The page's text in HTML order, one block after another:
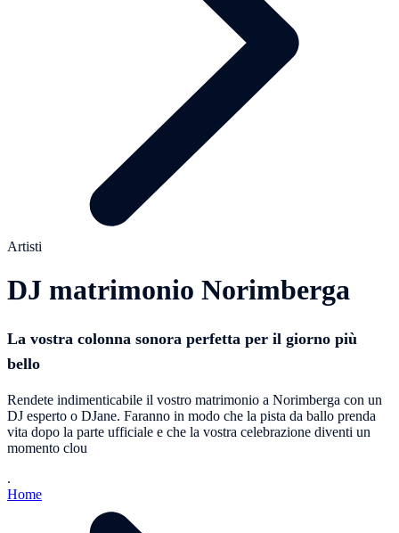
Artisti
DJ matrimonio Norimberga
La vostra colonna sonora perfetta per il giorno più
bello
Rendete indimenticabile il vostro matrimonio a Norimberga con un
DJ esperto o DJane. Faranno in modo che la pista da ballo prenda
vita dopo la parte ufficiale e che la vostra celebrazione diventi un
momento clou
.
Home